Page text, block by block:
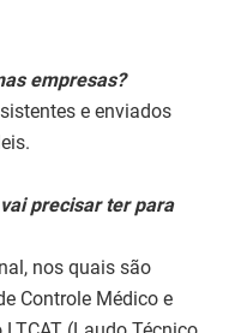
empresas?
e enviados
precisar ter para
nos quais são
Controle Médico e